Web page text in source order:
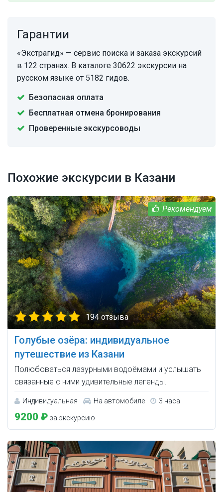
Гарантии
«Экстрагид» — сервис поиска и заказа экскурсий
в 122 странах. В каталоге 30622 экскурсии на
русском языке от 5182 гидов.
Безопасная оплата
Бесплатная отмена бронирования
Проверенные экскурсоводы
Похожие экскурсии в Казани
194 отзыва
Голубые озёра: индивидуальное
путешествие из Казани
Полюбоваться лазурными водоёмами и услышать
связанные с ними удивительные легенды.
Индивидуальная На автомобиле 3 часа
9200 ₽ за экскурсию